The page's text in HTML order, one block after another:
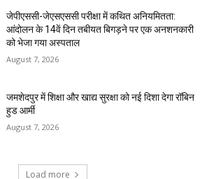
जेपीएससी-जेएसएससी परीक्षा में कथित अनियमितता:
आंदोलन के 14वें दिन तबीयत बिगड़ने पर एक अनशनकारी
को भेजा गया अस्पताल
August 7, 2026
जमशेदपुर में शिक्षा और खाद्य सुरक्षा को नई दिशा देगा रॉबिन
हुड आर्मी
August 7, 2026
Load more